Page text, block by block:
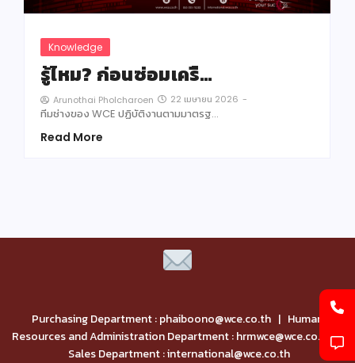
Knowledge
รู้ไหม? ก่อนซ่อมเครื…
Arunothai Pholcharoen 22 เมษายน 2026 -
ทีมช่างของ WCE ปฏิบัติงานตามมาตรฐ…
Read More
Purchasing Department : phaiboono@wce.co.th | Human
Resources and Administration Department : hrmwce@wce.co.th |
Sales Department : international@wce.co.th